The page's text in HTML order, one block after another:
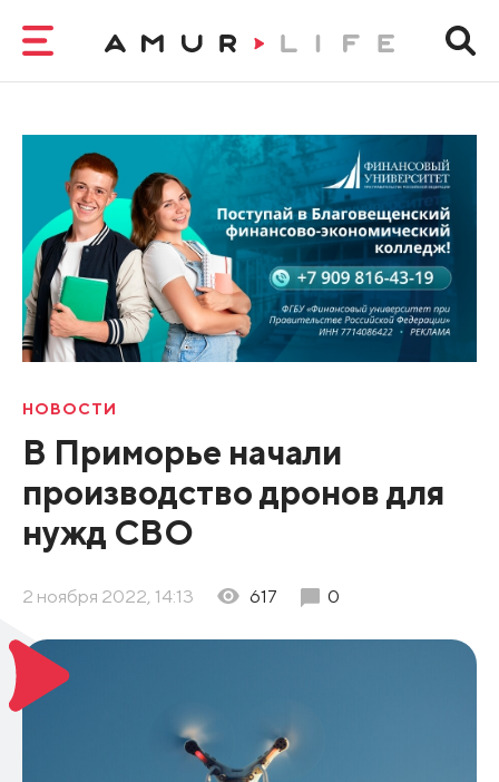
НОВОСТИ
В Приморье начали
производство дронов для
нужд СВО
2 ноября 2022, 14:13 617 0